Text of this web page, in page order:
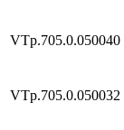
VTp.705.0.050040
VTp.705.0.050032